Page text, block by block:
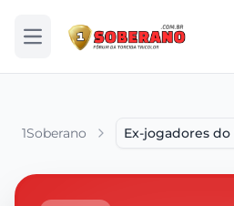
Abrir menu
1Soberano Ex-jogadores do